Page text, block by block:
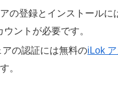
の登録とインストールに
ウントが必要です。
アの認証には無料のiLok
。